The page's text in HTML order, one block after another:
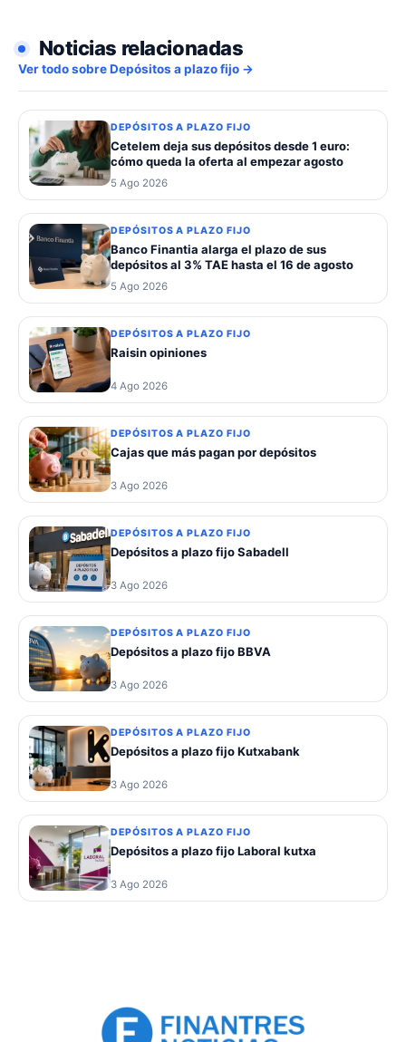
Noticias relacionadas
Ver todo sobre Depósitos a plazo fijo →
DEPÓSITOS A PLAZO FIJO
Cetelem deja sus depósitos desde 1 euro:
cómo queda la oferta al empezar agosto
5 Ago 2026
DEPÓSITOS A PLAZO FIJO
Banco Finantia alarga el plazo de sus
depósitos al 3% TAE hasta el 16 de agosto
5 Ago 2026
DEPÓSITOS A PLAZO FIJO
Raisin opiniones
4 Ago 2026
DEPÓSITOS A PLAZO FIJO
Cajas que más pagan por depósitos
3 Ago 2026
DEPÓSITOS A PLAZO FIJO
Depósitos a plazo fijo Sabadell
3 Ago 2026
DEPÓSITOS A PLAZO FIJO
Depósitos a plazo fijo BBVA
3 Ago 2026
DEPÓSITOS A PLAZO FIJO
Depósitos a plazo fijo Kutxabank
3 Ago 2026
DEPÓSITOS A PLAZO FIJO
Depósitos a plazo fijo Laboral kutxa
3 Ago 2026